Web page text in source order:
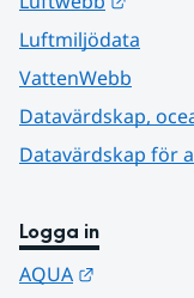
Luftmiljödata
VattenWebb
Datavärdskap,
Datavärdskap för
Logga in
AQUA